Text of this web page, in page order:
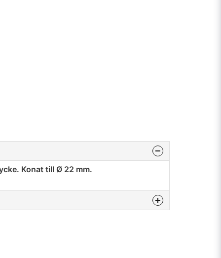
Konat till Ø 22 mm.
produkten...